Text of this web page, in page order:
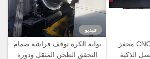
مزدوج الجانب CNC محفز
فيديو
بوابة الكرة توقف فراشة صمام
التحقق الطحن المثقل ودورة